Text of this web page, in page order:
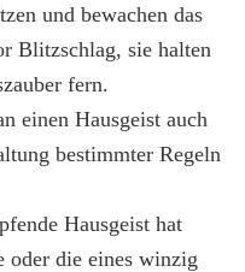
und bewachen das
Blitzschlag, sie halten
fern.
einen Hausgeist auch
bestimmter Regeln
Hausgeist hat
oder die eines winzig